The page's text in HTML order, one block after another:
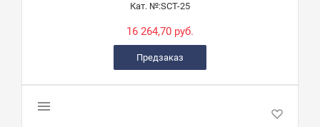
Кат. №:SCT-25
16 264,70 руб.
Предзаказ